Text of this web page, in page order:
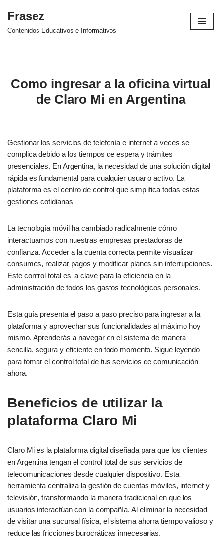
Ir
Frasez
Contenidos Educativos e Informativos
Como ingresar a la oficina virtual
de Claro Mi en Argentina
Gestionar los servicios de telefonía e internet a veces se
complica debido a los tiempos de espera y trámites
presenciales. En Argentina, la necesidad de una solución digital
rápida es fundamental para cualquier usuario activo. La
plataforma es el centro de control que simplifica todas estas
gestiones cotidianas.
La tecnología móvil ha cambiado radicalmente cómo
interactuamos con nuestras empresas prestadoras de
confianza. Acceder a la cuenta correcta permite visualizar
consumos, realizar pagos y modificar planes sin interrupciones.
Este control total es la clave para la eficiencia en la
administración de todos los gastos tecnológicos personales.
Esta guía presenta el paso a paso preciso para ingresar a la
plataforma y aprovechar sus funcionalidades al máximo hoy
mismo. Aprenderás a navegar en el sistema de manera
sencilla, segura y eficiente en todo momento. Sigue leyendo
para tomar el control total de tus servicios de comunicación
ahora.
Beneficios de utilizar la
plataforma Claro Mi
Claro Mi es la plataforma digital diseñada para que los clientes
en Argentina tengan el control total de sus servicios de
telecomunicaciones desde cualquier dispositivo. Esta
herramienta centraliza la gestión de cuentas móviles, internet y
televisión, transformando la manera tradicional en que los
usuarios interactúan con la compañía. Al eliminar la necesidad
de visitar una sucursal física, el sistema ahorra tiempo valioso y
reduce las fricciones burocráticas innecesarias.